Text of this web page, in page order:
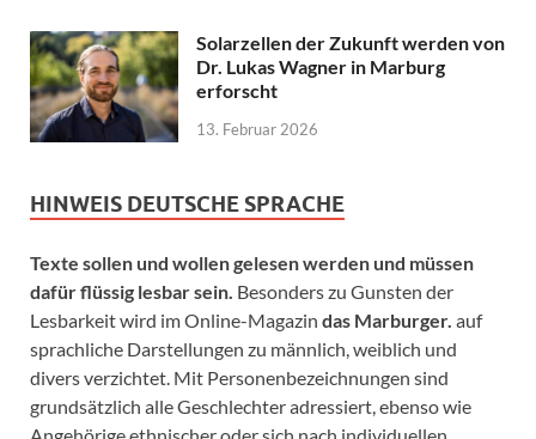
Solarzellen der Zukunft werden von
Dr. Lukas Wagner in Marburg
erforscht
13. Februar 2026
HINWEIS DEUTSCHE SPRACHE
Texte sollen und wollen gelesen werden und müssen
dafür flüssig lesbar sein. Besonders zu Gunsten der
Lesbarkeit wird im Online-Magazin das Marburger. auf
sprachliche Darstellungen zu männlich, weiblich und
divers verzichtet. Mit Personenbezeichnungen sind
grundsätzlich alle Geschlechter adressiert, ebenso wie